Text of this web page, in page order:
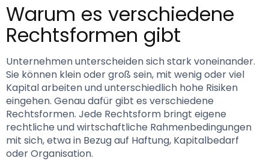
Warum es verschiedene
Rechtsformen gibt
Unternehmen unterscheiden sich stark voneinander.
Sie können klein oder groß sein, mit wenig oder viel
Kapital arbeiten und unterschiedlich hohe Risiken
eingehen. Genau dafür gibt es verschiedene
Rechtsformen. Jede Rechtsform bringt eigene
rechtliche und wirtschaftliche Rahmenbedingungen
mit sich, etwa in Bezug auf Haftung, Kapitalbedarf
oder Organisation.